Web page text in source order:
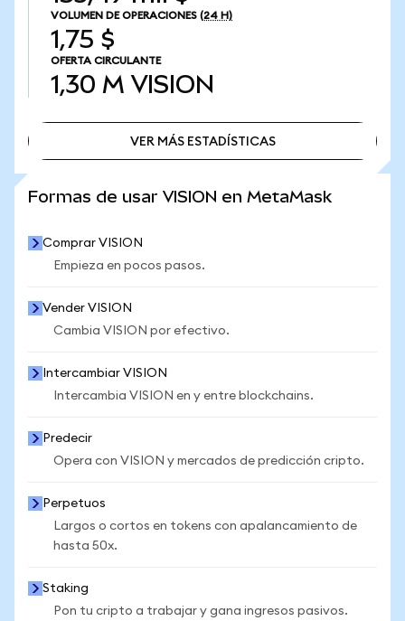
VOLUMEN DE OPERACIONES (24 H)
1,75 $
OFERTA CIRCULANTE
1,30 M VISION
VER MÁS ESTADÍSTICAS
Formas de usar VISION en MetaMask
Comprar VISION
Empieza en pocos pasos.
Vender VISION
Cambia VISION por efectivo.
Intercambiar VISION
Intercambia VISION en y entre blockchains.
Predecir
Opera con VISION y mercados de predicción cripto.
Perpetuos
Largos o cortos en tokens con apalancamiento de
hasta 50x.
Staking
Pon tu cripto a trabajar y gana ingresos pasivos.